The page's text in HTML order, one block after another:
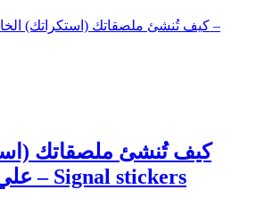
كيف تُنشئ ملصقاتك (استكراتك)
كيف تُنشئ ملصقاتك
علي تطبيق سيجنال – Signal stickers